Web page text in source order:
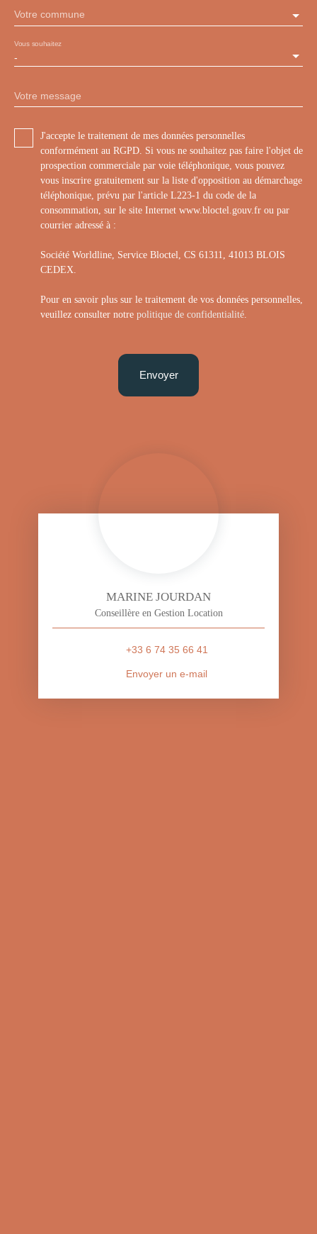
Votre commune
-
Vous souhaitez
Votre message
J'accepte le traitement de mes données personnelles
conformément au RGPD. Si vous ne souhaitez pas faire l'objet de
prospection commerciale par voie téléphonique, vous pouvez
vous inscrire gratuitement sur la liste d'opposition au démarchage
téléphonique, prévu par l'article L223-1 du code de la
consommation, sur le site Internet www.bloctel.gouv.fr ou par
courrier adressé à :
Société Worldline, Service Bloctel, CS 61311, 41013 BLOIS
CEDEX.
Pour en savoir plus sur le traitement de vos données personnelles,
veuillez consulter notre politique de confidentialité
Envoyer
MARINE JOURDAN
Conseillère en Gestion Location
+33 6 74 35 66 41
Envoyer un e-mail